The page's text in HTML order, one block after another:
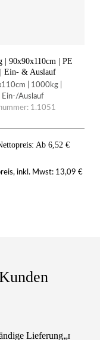
| 90x90x110cm | PE
Ein- & Auslauf
| 1000kg |
Ein-/Auslauf
1.1051
Ab 6,52 €
inkl. Mwst: 13,09 €
Lieferung.„nur zu